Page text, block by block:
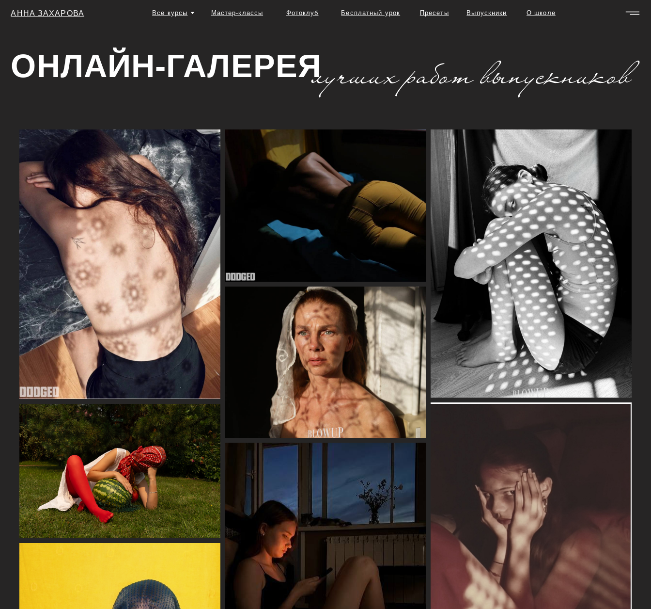
АННА ЗАХАРОВА Фотоклуб
Все курсы О школе
Выпускники
Мастер-классы Бесплатный урок Пресеты
ОНЛАЙН-ГАЛЕРЕЯ